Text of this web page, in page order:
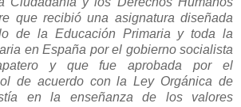
que recibió una asignatura diseñada
de la Educación Primaria y toda la
en España por el gobierno socialista
y que fue aprobada por el
de acuerdo con la Ley Orgánica de
en la enseñanza de los valores